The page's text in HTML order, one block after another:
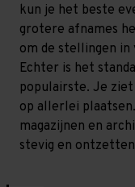
kun je het beste
grotere afnames
om de stellingen
Echter is het
populairste. Je
op allerlei
magazijnen en
stevig en